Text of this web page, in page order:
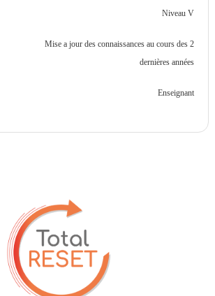
Niveau V
Mise a jour des connaissances au cours des 2
dernières années
Enseignant